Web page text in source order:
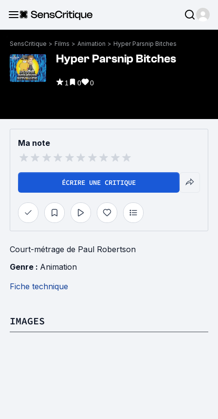
SensCritique > Films > Animation > Hyper Parsnip Bitches
Hyper Parsnip Bitches
1 0 0
Ma note
ÉCRIRE UNE CRITIQUE
Court-métrage de Paul Robertson
Genre : Animation
Fiche technique
IMAGES